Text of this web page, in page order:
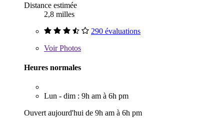
Distance estimée
2,8 milles
290 évaluations
VoirPhotos
Heures normales
Lun - dim : 9h am à 6h pm
Ouvert aujourd'hui de 9h am à 6h pm